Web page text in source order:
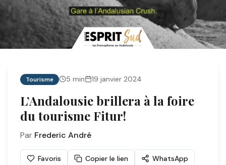
Tourisme 5 min 19 janvier 2024
L’Andalousie brillera à la foire
du tourisme Fitur!
Par Frederic André
Favoris Copier le lien
WhatsApp